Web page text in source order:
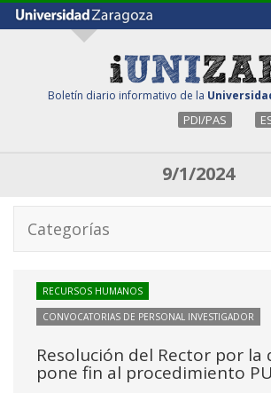
Boletín diario informativo de la
PDI/PAS
9/1/2024
Categorías
RECURSOS HUMANOS
CONVOCATORIAS DE PERSONAL INVESTIGADOR
Resolución del Rector por la
pone fin al procedimiento